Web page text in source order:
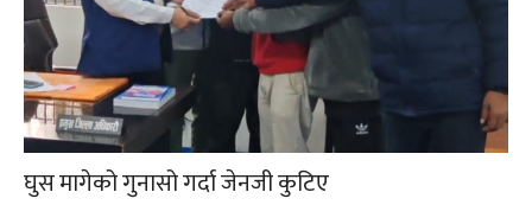
घुस मागेको गुनासो गर्दा जेनजी कुटिए